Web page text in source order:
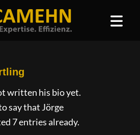
written his bio yet.
say that Jörge
7 entries already.